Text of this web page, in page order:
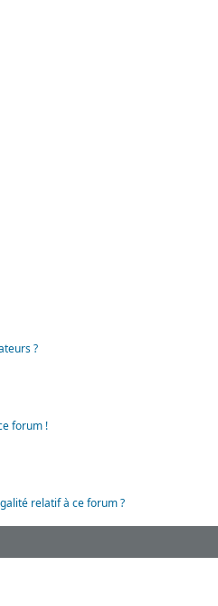
?
forum !
relatif à ce forum ?